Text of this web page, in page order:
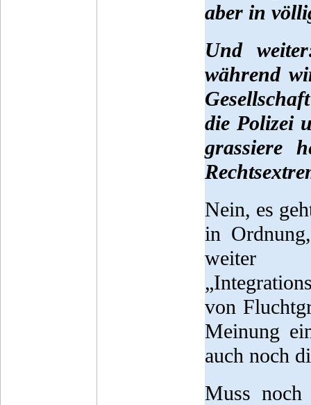
aber in
Und
während
die Polizei
grassiere
Nein, es
in
weiter
von
Meinung
auch noch
Muss noch